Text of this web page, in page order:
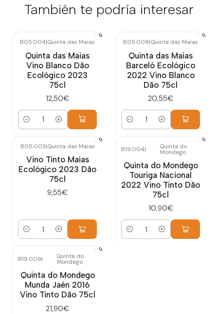
También te podría interesar
B05.004|Quinta das Maias
Quinta das Maias
Vino Blanco Dão
Ecológico 2023
75cl
12,50€
Cantidad
B05.008|Quinta das Maias
Quinta das Maias
Barceló Ecológico
2022 Vino Blanco
Dão 75cl
20,55€
Cantidad
B05.003|Quinta das Maias
Vino Tinto Maias
Ecológico 2023 Dão
75cl
9,55€
Cantidad
B19.004| Quinta do
Mondego
Quinta do Mondego
Touriga Nacional
2022 Vino Tinto Dão
75cl
10,90€
Cantidad
B19.009| Quinta do
Mondego
Quinta do Mondego
Munda Jaén 2016
Vino Tinto Dão 75cl
21,90€